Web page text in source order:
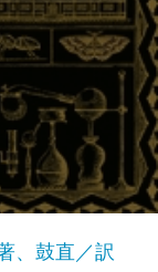
、鼓直／訳